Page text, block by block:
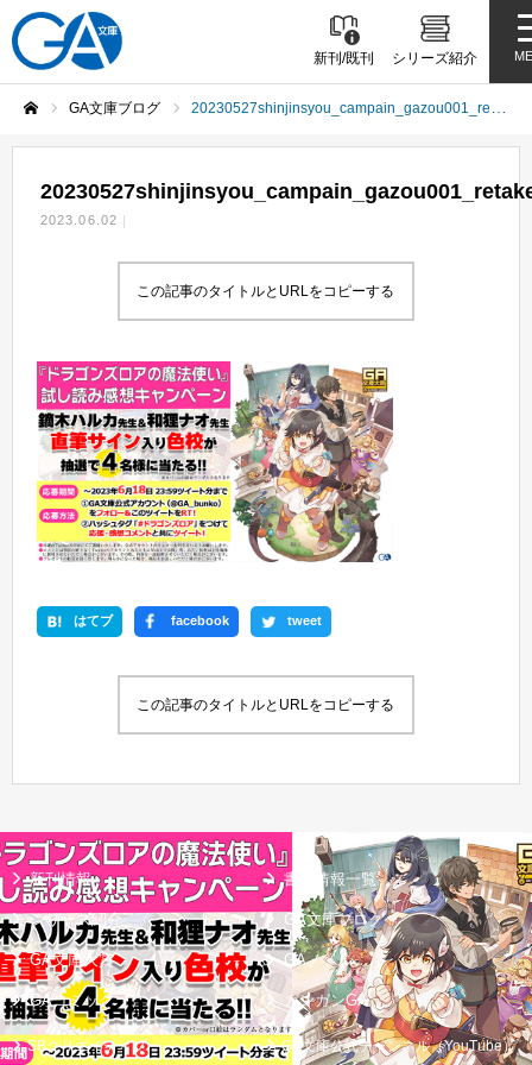
新刊/既刊 シリーズ紹介
GA文庫ブログ 20230527shinjinsyou_campain_gazou001_retake001
2023.06.02
この記事のタイトルとURLをコピーする
はてブ facebook tweet
この記事のタイトルとURLをコピーする
新刊情報 書籍情報一覧
シリーズ紹介 GA文庫ブログ
GA文庫大賞 GAノベル
GAコミック ガンガンGA
SBクリエイティブ GA文庫公式チャンネル（YouTube）